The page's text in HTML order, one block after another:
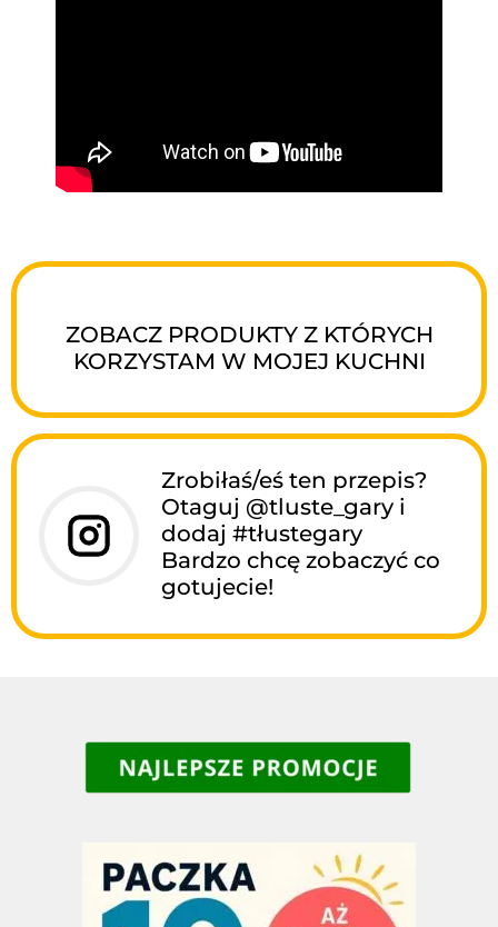
ZOBACZ PRODUKTY Z KTÓRYCH
KORZYSTAM W MOJEJ KUCHNI
Zrobiłaś/eś ten przepis?
Otaguj @tluste_gary i
dodaj #tłustegary
Bardzo chcę zobaczyć co
gotujecie!